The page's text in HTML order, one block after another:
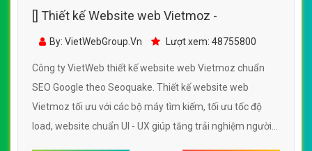
[] Thiết kế Website web Vietmoz -
By: VietWebGroup.Vn Lượt xem: 48755800
Công ty VietWeb thiết kế website web Vietmoz chuẩn
SEO Google theo Seoquake. Thiết kế website web
Vietmoz tối ưu với các bộ máy tìm kiếm, tối ưu tốc độ
load, website chuẩn UI - UX giúp tăng trải nghiệm người